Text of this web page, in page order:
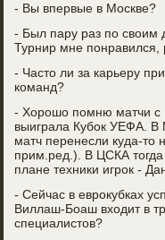
- Вы впервые в Москве?
- Был пару раз по своим
Турнир мне понравился,
- Часто ли за карьеру
команд?
- Хорошо помню матчи с
выиграла Кубок УЕФА. В
матч перенесли куда-то
прим.ред.). В ЦСКА
плане техники игрок -
- Сейчас в еврокубках
Виллаш-Боаш входит в
специалистов?